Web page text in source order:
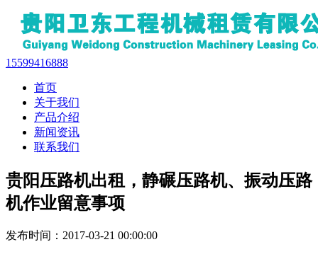
15599416888
首页
关于我们
产品介绍
新闻资讯
联系我们
贵阳压路机出租，静碾压路机、振动压路
机作业留意事项
发布时间：2017-03-21 00:00:00